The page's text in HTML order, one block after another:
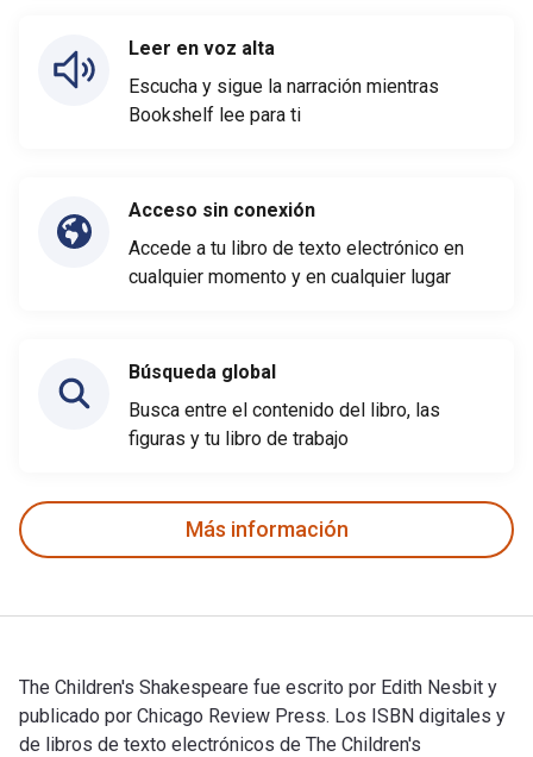
Leer en voz alta
Escucha y sigue la narración mientras
Bookshelf lee para ti
Acceso sin conexión
Accede a tu libro de texto electrónico en
cualquier momento y en cualquier lugar
Búsqueda global
Busca entre el contenido del libro, las
figuras y tu libro de trabajo
Más información
The Children's Shakespeare fue escrito por Edith Nesbit y
publicado por Chicago Review Press. Los ISBN digitales y
de libros de texto electrónicos de The Children's